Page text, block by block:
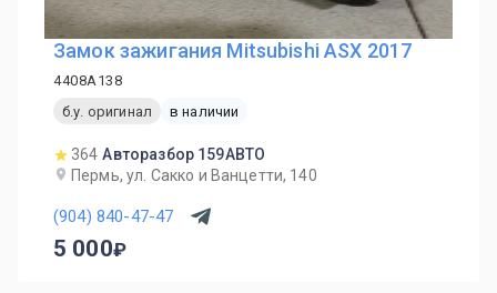
Замок зажигания Mitsubishi ASX 2017
4408A138
б.у. оригинал
в наличии
364 Авторазбор 159АВТО
Пермь, ул. Сакко и Ванцетти, 140
(904) 840-47-47
5 000